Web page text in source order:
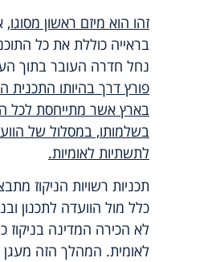
זהו הוא מיזם ראשון מסוגו,
בראייה כוללת את כל
נחל חדרה העובר בתוך
פורץ דרך בהיותו התכנית
בארץ אשר מתייחסת לכל
בשלמותו, במסלול של
לתשתיות לאומיות.
תכניות רשויות הניקוז
כלל מול הוועדה לתכנון
לא הכירה המדינה בניקוז
לאומית. המהלך הזה